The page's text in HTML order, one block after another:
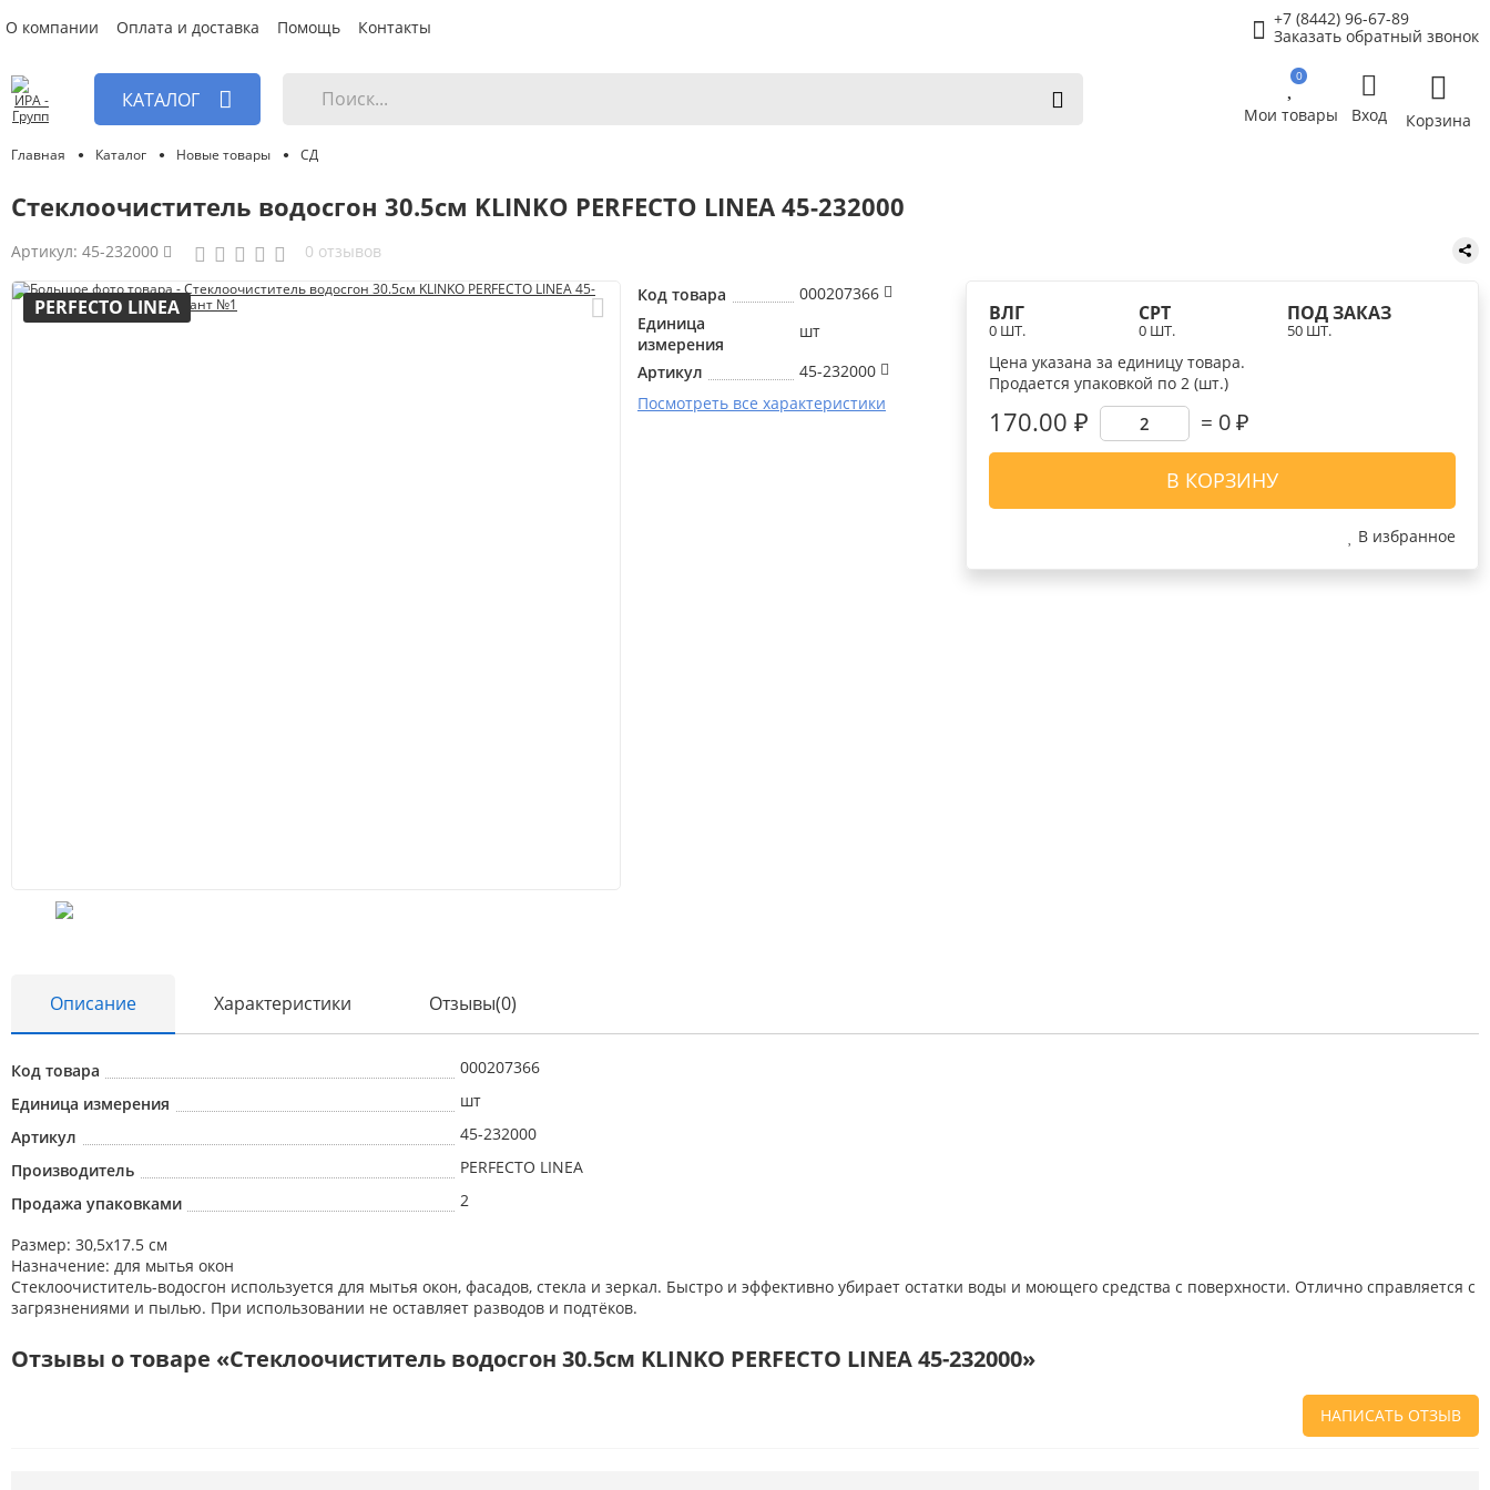
О компании Оплата и доставка Помощь Контакты
+7 (8442) 96-67-89
Заказать обратный звонок
КАТАЛОГ
Инструменты и оборудование
Электроинструмент
Клининг
Оборудование
Пневмоинструмент
Расходные материалы
0
Мои товары Вход Корзина
Главная Каталог Новые товары СД
Стеклоочиститель водосгон 30.5см KLINKO PERFECTO LINEA 45-232000
Артикул: 45-232000 0 отзывов
PERFECTO LINEA
Код товара
000207366
Единица
измерения
шт
Артикул
45-232000
Посмотреть все характеристики
ВЛГ
0 ШТ.
СРТ
0 ШТ.
ПОД ЗАКАЗ
50 ШТ.
Цена указана за единицу товара.
Продается упаковкой по 2 (шт.)
170.00 ₽ 0₽
В КОРЗИНУ
В избранное
Описание Характеристики Отзывы(0)
Код товара
000207366
Единица измерения
шт
Артикул
45-232000
Производитель
PERFECTO LINEA
Продажа упаковками
2
Размер: 30,5х17.5 см
Назначение: для мытья окон
Стеклоочиститель-водосгон используется для мытья окон, фасадов, стекла и зеркал. Быстро и эффективно убирает остатки воды и моющего средства с поверхности. Отлично справляется с
загрязнениями и пылью. При использовании не оставляет разводов и подтёков.
Отзывы о товаре «Стеклоочиститель водосгон 30.5см KLINKO PERFECTO LINEA 45-232000»
НАПИСАТЬ ОТЗЫВ